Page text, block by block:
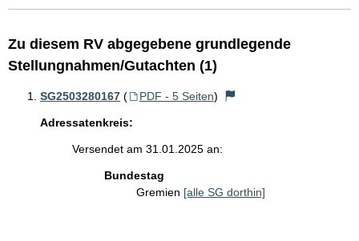
Zu diesem RV abgegebene grundlegende
Stellungnahmen/Gutachten (1)
SG2503280167 ( PDF - 5 Seiten)
Adressatenkreis:
Versendet am 31.01.2025 an:
Bundestag
Gremien [alle SG dorthin]